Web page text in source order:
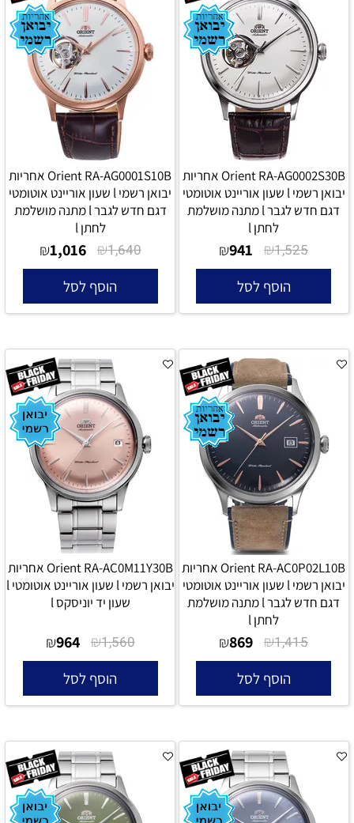
Orient RA-AG0002S30B אחריות
יבואן רשמי l שעון אוריינט אוטומטי
דגם חדש לגבר l מתנה מושלמת
לחתן l
₪1,525
₪941
הוסף לסל
Orient RA-AG0001S10B אחריות
יבואן רשמי l שעון אוריינט אוטומטי
דגם חדש לגבר l מתנה מושלמת
לחתן l
₪1,640
₪1,016
הוסף לסל
Orient RA-AC0P02L10B אחריות
יבואן רשמי l שעון אוריינט אוטומטי
דגם חדש לגבר l מתנה מושלמת
לחתן l
₪1,415
₪869
הוסף לסל
Orient RA-AC0M11Y30B אחריות
יבואן רשמי l שעון אוריינט אוטומטי l
שעון יד יוניסקס l
₪1,560
₪964
הוסף לסל